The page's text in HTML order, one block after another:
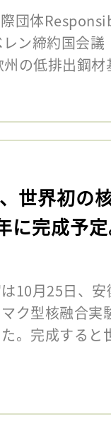
団体
ン締約国会
州の低排出鋼
世界初の
に完成予
10月25日、
ク型核融合実
。完成する